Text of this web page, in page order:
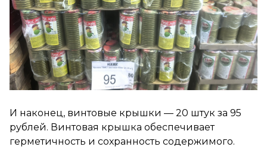
И наконец, винтовые крышки — 20 штук за 95
рублей. Винтовая крышка обеспечивает
герметичность и сохранность содержимого.